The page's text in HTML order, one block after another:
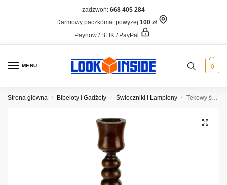
zadzwoń: 668 405 284
Darmowy paczkomat powyżej 100 zł
Paynow / BLIK / PayPal
MENU 0
Strona główna / Bibeloty i Gadżety / Świeczniki i Lampiony / Tekowy świecznik kolumnowy HMS Britannia